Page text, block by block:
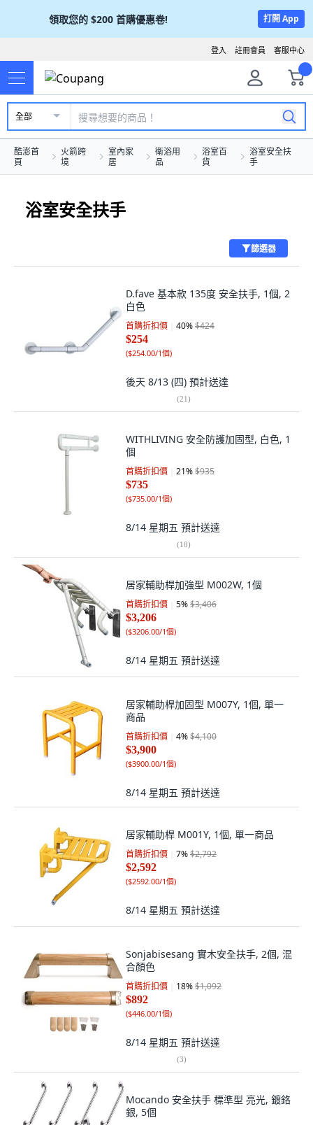
領取您的 $200 首購優惠卷! 打開 App
客服中心
註冊會員
登入
全部
酷澎首
頁
火箭跨
境
室內家
居
衛浴用
品
浴室百
貨
浴室安全扶
手
浴室安全扶手
篩選器
D.fave 基本款 135度 安全扶手, 1個, 2
白色
首購折扣價 40%$424
$254
($254.00/1個)
後天 8/13 (四) 預計送達
(21)
WITHLIVING 安全防護加固型, 白色, 1
個
首購折扣價 21%$935
$735
($735.00/1個)
8/14 星期五 預計送達
(10)
居家輔助桿加強型 M002W, 1個
首購折扣價 5%$3,406
$3,206
($3206.00/1個)
8/14 星期五 預計送達
居家輔助桿加固型 M007Y, 1個, 單一
商品
首購折扣價 4%$4,100
$3,900
($3900.00/1個)
8/14 星期五 預計送達
居家輔助桿 M001Y, 1個, 單一商品
首購折扣價 7%$2,792
$2,592
($2592.00/1個)
8/14 星期五 預計送達
Sonjabisesang 實木安全扶手, 2個, 混
合顏色
首購折扣價 18%$1,092
$892
($446.00/1個)
8/14 星期五 預計送達
(3)
Mocando 安全扶手 標準型 亮光, 鍍鉻
銀, 5個